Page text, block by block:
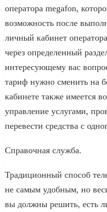
оператора megafon,
возможность после
личный кабинет
через определенный
интересующему вас
тариф нужно сменить на
кабинете также имеется
управление услугами,
перевести средства с
Справочная служба.
Традиционный способ
не самым удобным, но
вы должны решить, есть